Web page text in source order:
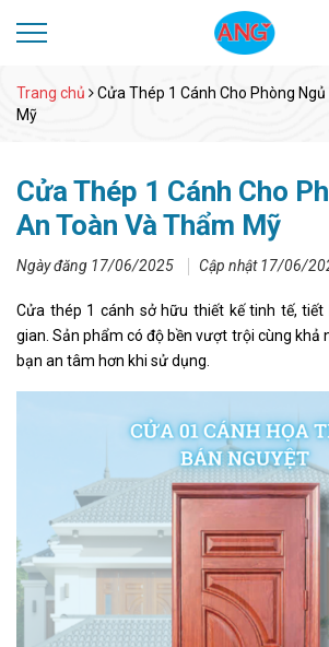
Trang chủ
Cửa Thép 1 Cánh Cho Phòng
Mỹ
Cửa Thép 1 Cánh Cho
An Toàn Và Thẩm Mỹ
Ngày đăng 17/06/2025 Cập nhật 17/06/
Cửa thép 1 cánh sở hữu thiết kế tinh tế, tiết
gian. Sản phẩm có độ bền vượt trội cùng khả
bạn an tâm hơn khi sử dụng.